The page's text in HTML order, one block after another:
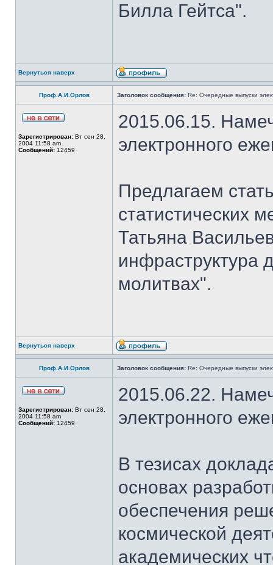
Билла Гейтса".
Вернуться наверх
Проф.А.И.Орлов Заголовок сообщения: Re: Очередные выпуски
Зарегистрирован: Вт сен 28,
2004 11:58 am
Сообщений: 12459
2015.06.15.
электронного
Предлагаем
статистических
Татьяна
инфраструктура
молитвах".
Вернуться наверх
Проф.А.И.Орлов Заголовок сообщения: Re: Очередные выпуски
Зарегистрирован: Вт сен 28,
2004 11:58 am
Сообщений: 12459
2015.06.22.
электронного
В тезисах
основах
обеспечения
космической
академических